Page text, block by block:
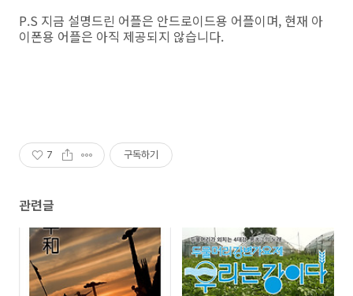
P.S 지금 설명드린 어플은 안드로이드용 어플이며, 현재 아
이폰용 어플은 아직 제공되지 않습니다.
7 구독하기
관련글